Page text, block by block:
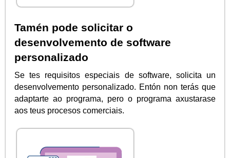
Tamén pode solicitar o
desenvolvemento de software
personalizado
Se tes requisitos especiais de software, solicita un
desenvolvemento personalizado. Entón non terás que
adaptarte ao programa, pero o programa axustarase
aos teus procesos comerciais.